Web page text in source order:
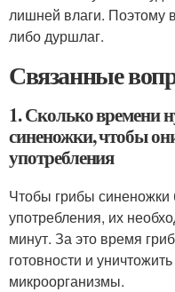
лишней влаги. Поэтому
либо дуршлаг.
Связанные
1. Сколько времени
синеножки, чтобы
употребления
Чтобы грибы
употребления, их
минут. За это время
готовности и
микроорганизмы.